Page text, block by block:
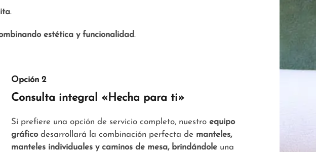
.
estética y funcionalidad.
Opción 2
Consulta integral «Hecha para ti»
Si prefiere una opción de servicio completo, nuestro equipo
gráficodesarrollará la combinación perfecta de manteles,
manteles individuales y caminos de mesa, brindándole una